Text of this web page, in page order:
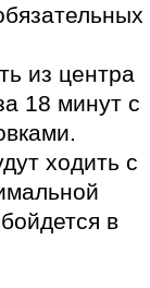
из центра
18 минут с
ходить с
в